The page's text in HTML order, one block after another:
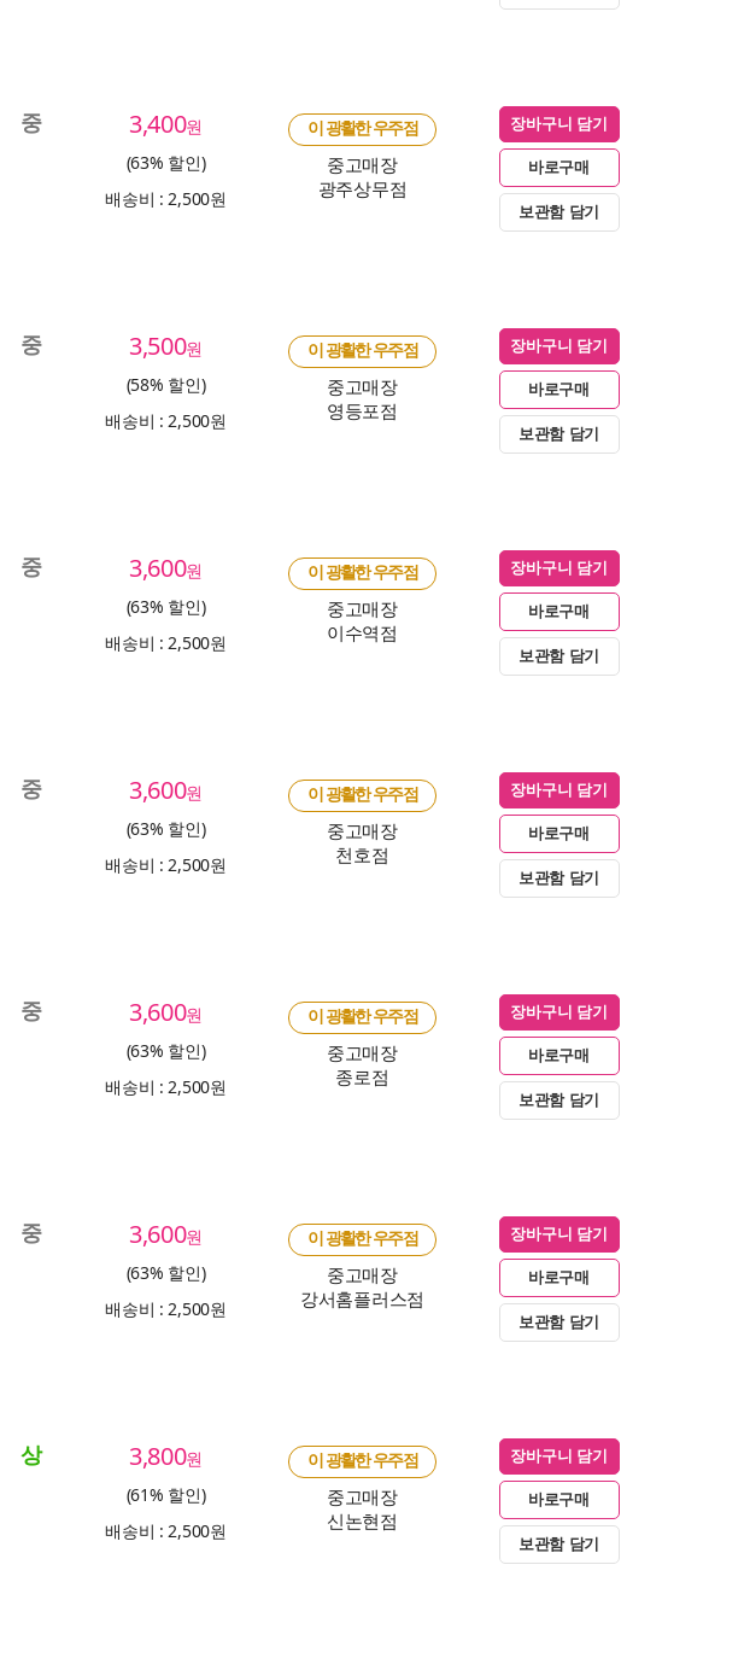
중 3,400원
(63% 할인)
배송비 : 2,500원
이 광활한 우주점
중고매장
광주상무점
장바구니 담기
바로구매
보관함 담기
중 3,500원
(58% 할인)
배송비 : 2,500원
이 광활한 우주점
중고매장
영등포점
장바구니 담기
바로구매
보관함 담기
중 3,600원
(63% 할인)
배송비 : 2,500원
이 광활한 우주점
중고매장
이수역점
장바구니 담기
바로구매
보관함 담기
중 3,600원
(63% 할인)
배송비 : 2,500원
이 광활한 우주점
중고매장
천호점
장바구니 담기
바로구매
보관함 담기
중 3,600원
(63% 할인)
배송비 : 2,500원
이 광활한 우주점
중고매장
종로점
장바구니 담기
바로구매
보관함 담기
중 3,600원
(63% 할인)
배송비 : 2,500원
이 광활한 우주점
중고매장
강서홈플러스점
장바구니 담기
바로구매
보관함 담기
상 3,800원
(61% 할인)
배송비 : 2,500원
이 광활한 우주점
중고매장
신논현점
장바구니 담기
바로구매
보관함 담기